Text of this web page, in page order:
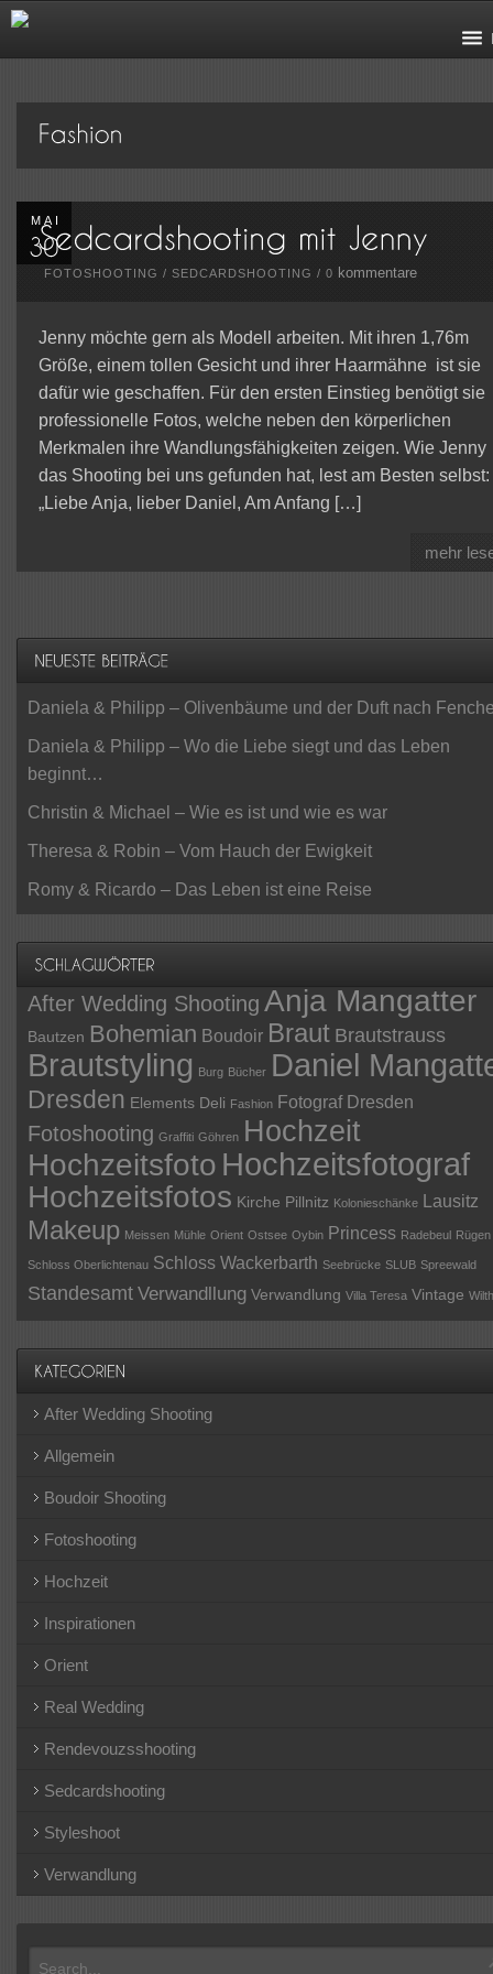
MAI
FOTOSHOOTING / SEDCARDSHOOTING / 0 kommentare
Jenny möchte gern als Modell arbeiten. Mit ihren 1,76m
Größe, einem tollen Gesicht und ihrer Haarmähne ist sie
dafür wie geschaffen. Für den ersten Einstieg benötigt sie
professionelle Fotos, welche neben den körperlichen
Merkmalen ihre Wandlungsfähigkeiten zeigen. Wie Jenny
das Shooting bei uns gefunden hat, lest am Besten selbst:
„Liebe Anja, lieber Daniel, Am Anfang […]
mehr
Daniela & Philipp – Olivenbäume und der Duft nach
Daniela & Philipp – Wo die Liebe siegt und das Leben
beginnt…
Christin & Michael – Wie es ist und wie es war
Theresa & Robin – Vom Hauch der Ewigkeit
Romy & Ricardo – Das Leben ist eine Reise
After Wedding Shooting Anja Mangatter
Bautzen Bohemian Boudoir Braut Brautstrauss
Brautstyling Burg Bücher Daniel
Dresden Elements Deli Fashion Fotograf Dresden
Fotoshooting Graffiti Göhren Hochzeit
Hochzeitsfoto Hochzeitsfotograf
Hochzeitsfotos Kirche Pillnitz Kolonieschänke Lausitz
Makeup Meissen Mühle Orient Ostsee Oybin Princess Radebeul Rügen
Schloss Oberlichtenau Schloss Wackerbarth Seebrücke SLUB Spreewald
Standesamt Verwandllung Verwandlung Villa Teresa Vintage
After Wedding Shooting
Allgemein
Boudoir Shooting
Fotoshooting
Hochzeit
Inspirationen
Orient
Real Wedding
Rendevouzsshooting
Sedcardshooting
Styleshoot
Verwandlung